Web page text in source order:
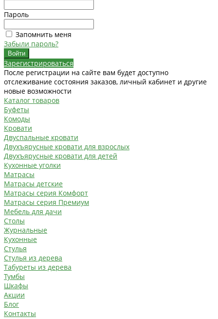
Пароль
Запомнить меня
Забыли пароль?
Зарегистрироваться
После регистрации на сайте вам будет доступно
отслеживание состояния заказов, личный кабинет и другие
новые возможности
Каталог товаров
Буфеты
Комоды
Кровати
Двуспальные кровати
Двухъярусные кровати для взрослых
Двухъярусные кровати для детей
Кухонные уголки
Матрасы
Матрасы детские
Матрасы серия Комфорт
Матрасы серия Премиум
Мебель для дачи
Столы
Журнальные
Кухонные
Стулья
Стулья из дерева
Табуреты из дерева
Тумбы
Шкафы
Акции
Блог
Контакты